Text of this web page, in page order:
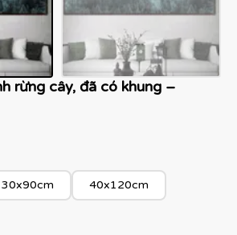
rừng cây, đã có khung –
30x90cm 40x120cm